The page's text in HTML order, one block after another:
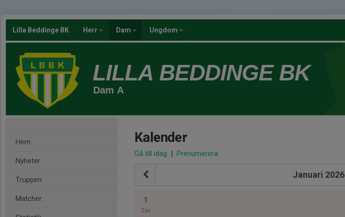
Lilla Beddinge BK Herr Dam Ungdom
LILLA BEDDINGE BK
Dam A
Hem
Nyheter
Truppen
Matcher
Kalender
Gå till idag | Prenumerera
Januari 2026
1
Tor